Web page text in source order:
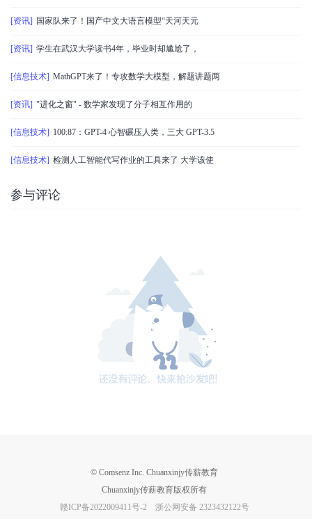
[资讯] 国家队来了！国产中文大语言模型“天河天元
[资讯] 学生在武汉大学读书4年，毕业时却尴尬了，
[信息技术] MathGPT来了！专攻数学大模型，解题讲题两
[资讯] "进化之窗" - 数学家发现了分子相互作用的
[信息技术] 100:87：GPT-4 心智碾压人类，三大 GPT-3.5
[信息技术] 检测人工智能代写作业的工具来了 大学该使
参与评论
© Comsenz Inc. Chuanxinjy传薪教育
Chuanxinjy传薪教育版权所有
赣ICP备2022009411号-2
浙公网安备 2323432122号